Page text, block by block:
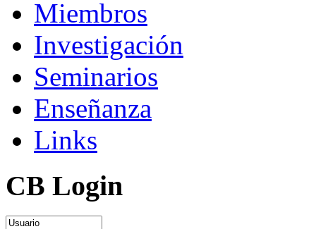
Miembros
Investigación
Seminarios
Enseñanza
Links
CB Login